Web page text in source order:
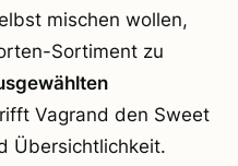
mischen wollen,
Sortiment zu
Vagrand den Sweet
Übersichtlichkeit.